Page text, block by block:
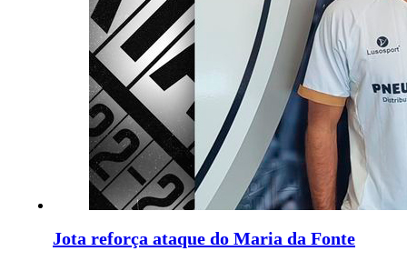
Jota reforça ataque do Maria da Fonte